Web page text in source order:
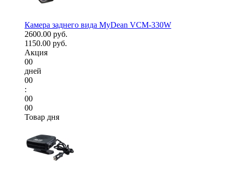
Камера заднего вида MyDean VCM-330W
2600.00 руб.
1150.00 руб.
Акция
00
дней
00
:
00
00
Товар дня